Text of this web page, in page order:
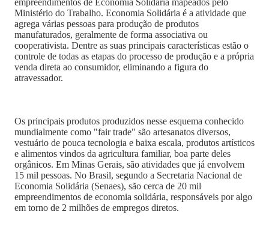
empreendimentos de Economia Solidária mapeados pelo
Ministério do Trabalho. Economia Solidária é a atividade que
agrega várias pessoas para produção de produtos
manufaturados, geralmente de forma associativa ou
cooperativista. Dentre as suas principais características estão o
controle de todas as etapas do processo de produção e a própria
venda direta ao consumidor, eliminando a figura do
atravessador.
Os principais produtos produzidos nesse esquema conhecido
mundialmente como "fair trade" são artesanatos diversos,
vestuário de pouca tecnologia e baixa escala, produtos artísticos
e alimentos vindos da agricultura familiar, boa parte deles
orgânicos. Em Minas Gerais, são atividades que já envolvem
15 mil pessoas. No Brasil, segundo a Secretaria Nacional de
Economia Solidária (Senaes), são cerca de 20 mil
empreendimentos de economia solidária, responsáveis por algo
em torno de 2 milhões de empregos diretos.